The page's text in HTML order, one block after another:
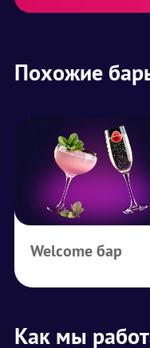
Похожие
Welcome бар
Как мы